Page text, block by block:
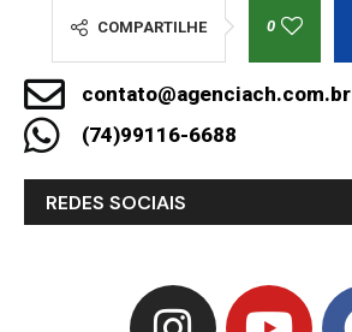
COMPARTILHE 0
contato@agenciach.com.br
(74)99116-6688
REDES SOCIAIS